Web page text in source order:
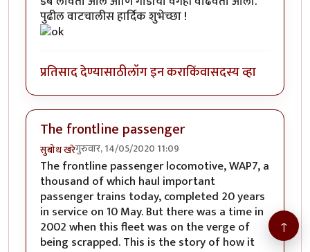
पुढील वाटचालीस हार्दिक शुभेच्छा !
प्रतिसाद देण्यासाठीलॉग इन कराकिंवासदस्य व्हा
The frontline passenger
सुबोध खरेगुरुवार, 14/05/2020 11:09
The frontline passenger locomotive, WAP7, a
thousand of which haul important
passenger trains today, completed 20 years
in service on 10 May. But there was a time in
2002 when this fleet was on the verge of
being scrapped. This is the story of how it
↑